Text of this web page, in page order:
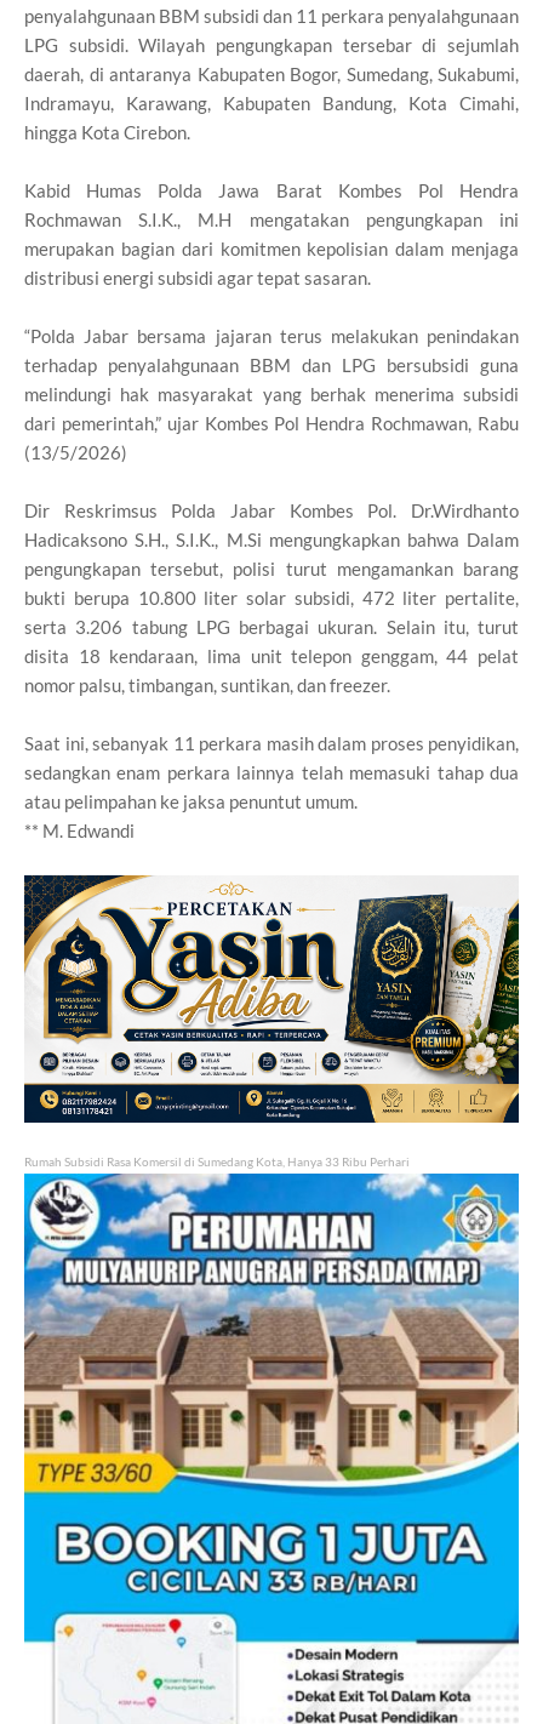
penyalahgunaan BBM subsidi dan 11 perkara penyalahgunaan
LPG subsidi. Wilayah pengungkapan tersebar di sejumlah
daerah, di antaranya Kabupaten Bogor, Sumedang, Sukabumi,
Indramayu, Karawang, Kabupaten Bandung, Kota Cimahi,
hingga Kota Cirebon.
‎Kabid Humas Polda Jawa Barat Kombes Pol Hendra
Rochmawan S.I.K., M.H mengatakan pengungkapan ini
merupakan bagian dari komitmen kepolisian dalam menjaga
distribusi energi subsidi agar tepat sasaran.
‎“Polda Jabar bersama jajaran terus melakukan penindakan
terhadap penyalahgunaan BBM dan LPG bersubsidi guna
melindungi hak masyarakat yang berhak menerima subsidi
dari pemerintah,” ujar Kombes Pol Hendra Rochmawan, Rabu
(13/5/2026)
Dir Reskrimsus Polda Jabar Kombes Pol. Dr.Wirdhanto
Hadicaksono S.H., S.I.K., M.Si mengungkapkan bahwa ‎Dalam
pengungkapan tersebut, polisi turut mengamankan barang
bukti berupa 10.800 liter solar subsidi, 472 liter pertalite,
serta 3.206 tabung LPG berbagai ukuran. Selain itu, turut
disita 18 kendaraan, lima unit telepon genggam, 44 pelat
nomor palsu, timbangan, suntikan, dan freezer.
‎Saat ini, sebanyak 11 perkara masih dalam proses penyidikan,
sedangkan enam perkara lainnya telah memasuki tahap dua
atau pelimpahan ke jaksa penuntut umum.
** M. Edwandi
Rumah Subsidi Rasa Komersil di Sumedang Kota, Hanya 33 Ribu Perhari